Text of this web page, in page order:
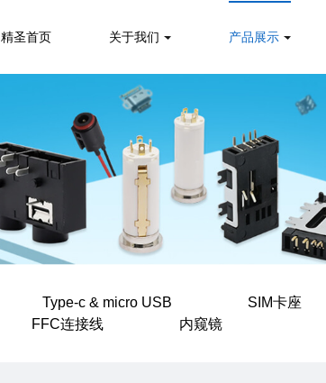
精圣首页 关于我们 产品展示
Type-c & micro USB SIM卡座
FFC连接线 内窥镜